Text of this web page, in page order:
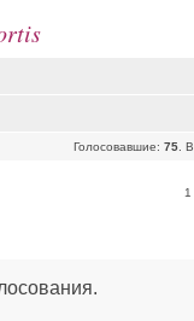
Голосовавшие: 75.
1